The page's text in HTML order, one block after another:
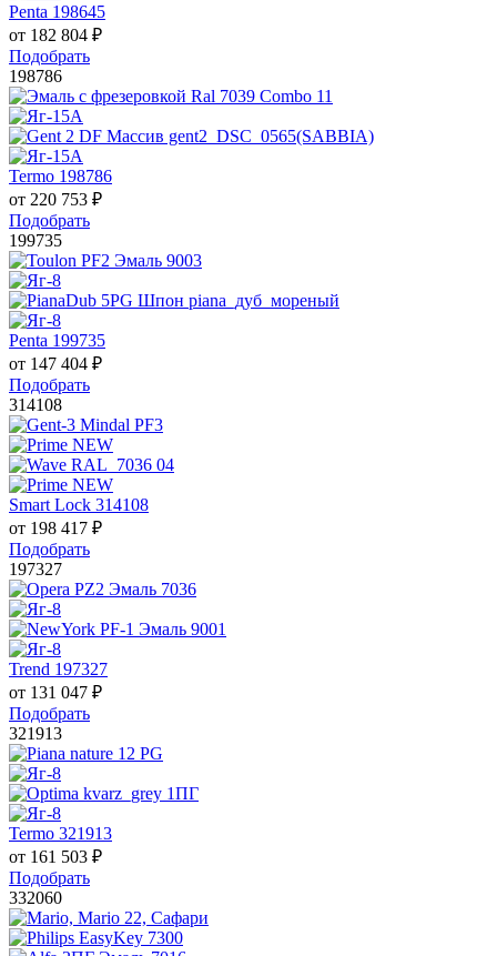
Penta 198645
от 182 804 ₽
Подобрать
198786
Termo 198786
от 220 753 ₽
Подобрать
199735
Penta 199735
от 147 404 ₽
Подобрать
314108
Smart Lock 314108
от 198 417 ₽
Подобрать
197327
Trend 197327
от 131 047 ₽
Подобрать
321913
Termo 321913
от 161 503 ₽
Подобрать
332060